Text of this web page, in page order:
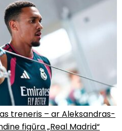
treneris – ar Aleksandras-
figūra „Real Madrid“